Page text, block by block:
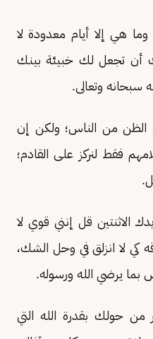
وما هي إلا أيام معدودة لا
أن تجعل لك خبيئة بينك
سبحانه وتعالى.
من الناس؛ ولكن إن
فقط لنركز على القادم؛
قل إنني قوي لا
كي لا انزلق في وحل الشك،
بما يرضي الله ورسوله.
حولك بقدرة الله التي